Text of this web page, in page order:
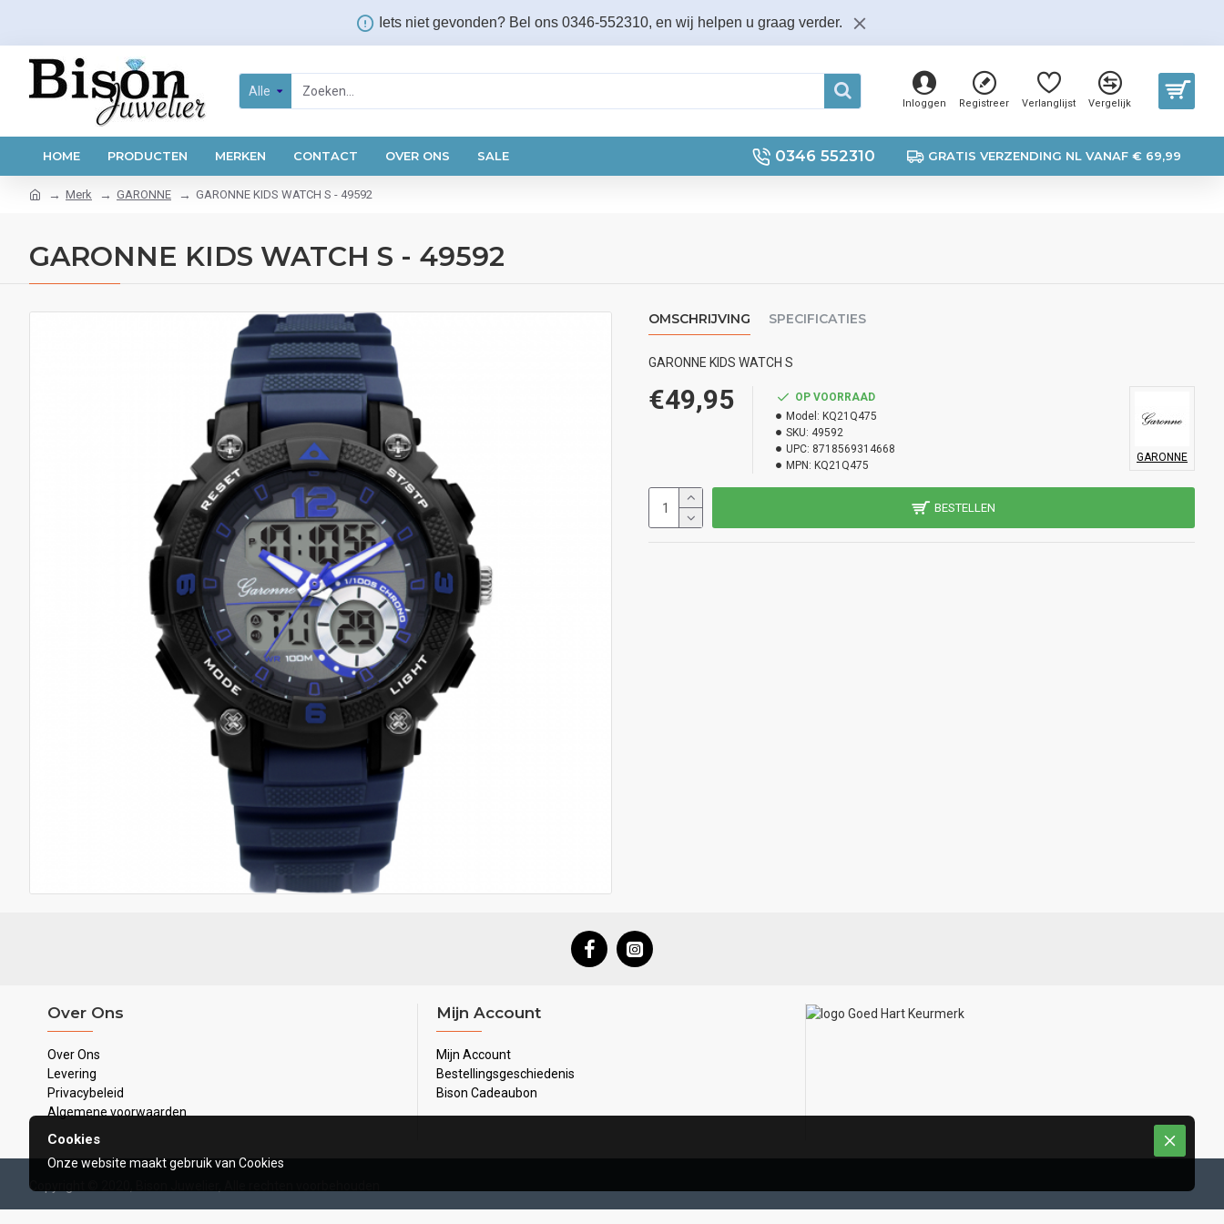
Iets niet gevonden? Bel ons 0346-552310, en wij helpen u graag verder.
Alle
Inloggen Registreer Verlanglijst Vergelijk
HOME PRODUCTEN MERKEN CONTACT OVER ONS SALE 0346 552310 GRATIS VERZENDING NL VANAF € 69,99
Merk GARONNE GARONNE KIDS WATCH S - 49592
GARONNE KIDS WATCH S - 49592
OMSCHRIJVING SPECIFICATIES
GARONNE KIDS WATCH S
€49,95
OP VOORRAAD
Model: KQ21Q475
SKU: 49592
UPC: 8718569314668
MPN: KQ21Q475
GARONNE
BESTELLEN
Over Ons
Over Ons
Levering
Privacybeleid
Algemene voorwaarden
Mijn Account
Mijn Account
Bestellingsgeschiedenis
Bison Cadeaubon
Copyright © 2020, Bison Juwelier, Alle rechten voorbehouden
Cookies
Onze website maakt gebruik van Cookies